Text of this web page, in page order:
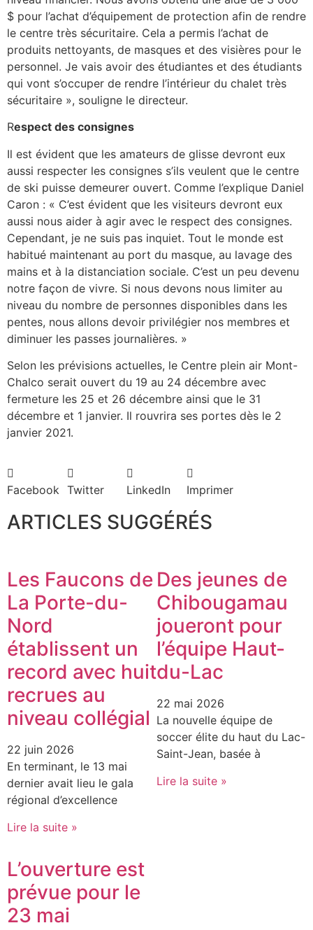
$ pour l’achat d’équipement de protection afin de rendre
le centre très sécuritaire. Cela a permis l’achat de
produits nettoyants, de masques et des visières pour le
personnel. Je vais avoir des étudiantes et des étudiants
qui vont s’occuper de rendre l’intérieur du chalet très
sécuritaire », souligne le directeur.
Respect des consignes
Il est évident que les amateurs de glisse devront eux
aussi respecter les consignes s’ils veulent que le centre
de ski puisse demeurer ouvert. Comme l’explique Daniel
Caron : « C’est évident que les visiteurs devront eux
aussi nous aider à agir avec le respect des consignes.
Cependant, je ne suis pas inquiet. Tout le monde est
habitué maintenant au port du masque, au lavage des
mains et à la distanciation sociale. C’est un peu devenu
notre façon de vivre. Si nous devons nous limiter au
niveau du nombre de personnes disponibles dans les
pentes, nous allons devoir privilégier nos membres et
diminuer les passes journalières. »
Selon les prévisions actuelles, le Centre plein air Mont-
Chalco serait ouvert du 19 au 24 décembre avec
fermeture les 25 et 26 décembre ainsi que le 31
décembre et 1 janvier. Il rouvrira ses portes dès le 2
janvier 2021.
Facebook Twitter LinkedIn Imprimer
ARTICLES SUGGÉRÉS
Les Faucons de
La Porte-du-
Nord
établissent un
record avec huit
recrues au
niveau collégial
22 juin 2026
En terminant, le 13 mai
dernier avait lieu le gala
régional d’excellence
Lire la suite »
Des jeunes de
Chibougamau
joueront pour
l’équipe Haut-
du-Lac
22 mai 2026
La nouvelle équipe de
soccer élite du haut du Lac-
Saint-Jean, basée à
Lire la suite »
L’ouverture est
prévue pour le
23 mai